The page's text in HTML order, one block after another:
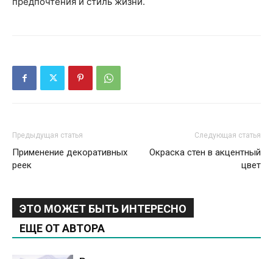
Предыдущая статья
Применение декоративных
реек
Следующая статья
Окраска стен в акцентный
цвет
ЭТО МОЖЕТ БЫТЬ ИНТЕРЕСНО
ЕЩЕ ОТ АВТОРА